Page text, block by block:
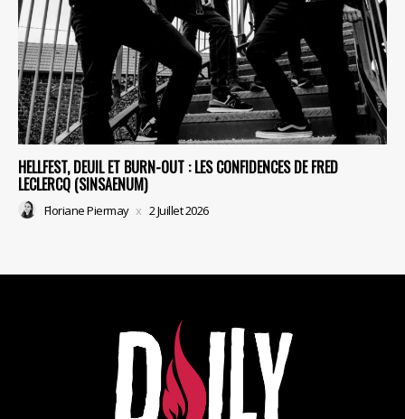
HELLFEST, DEUIL ET BURN-OUT : LES CONFIDENCES DE FRED
LECLERCQ (SINSAENUM)
Floriane Piermay 2 Juillet 2026